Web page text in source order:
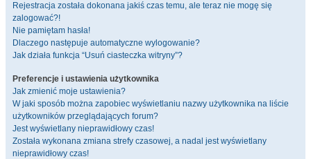
Rejestracja została dokonana jakiś czas temu, ale teraz nie mogę się
zalogować?!
Nie pamiętam hasła!
Dlaczego następuje automatyczne wylogowanie?
Jak działa funkcja “Usuń ciasteczka witryny”?
Preferencje i ustawienia użytkownika
Jak zmienić moje ustawienia?
W jaki sposób można zapobiec wyświetlaniu nazwy użytkownika na liście
użytkowników przeglądających forum?
Jest wyświetlany nieprawidłowy czas!
Została wykonana zmiana strefy czasowej, a nadal jest wyświetlany
nieprawidłowy czas!